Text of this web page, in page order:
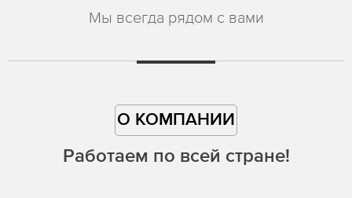
Мы всегда рядом с вами
О КОМПАНИИ
Работаем по всей стране!